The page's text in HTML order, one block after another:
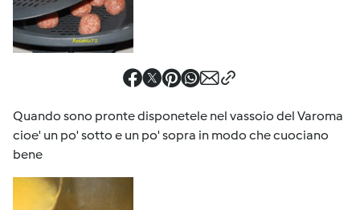
Quando sono pronte disponetele nel vassoio del Varoma
cioe' un po' sotto e un po' sopra in modo che cuociano
bene